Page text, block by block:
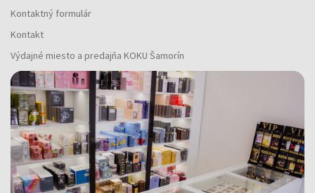
Kontaktný formulár
Kontakt
Výdajné miesto a predajňa KOKU Šamorín